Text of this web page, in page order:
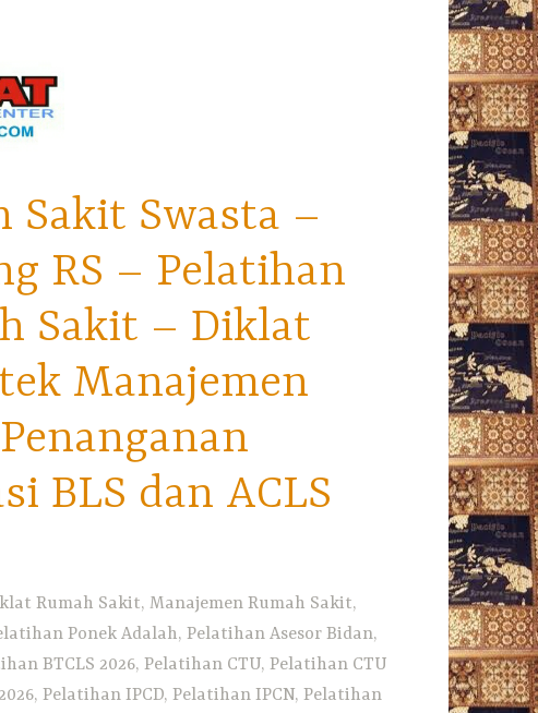
Sakit Swasta –
RS – Pelatihan
Sakit – Diklat
Manajemen
BLS dan ACLS
Rumah Sakit, Manajemen Rumah Sakit,
Ponek Adalah, Pelatihan Asesor Bidan,
BTCLS 2026, Pelatihan CTU, Pelatihan CTU
Pelatihan IPCD, Pelatihan IPCN, Pelatihan